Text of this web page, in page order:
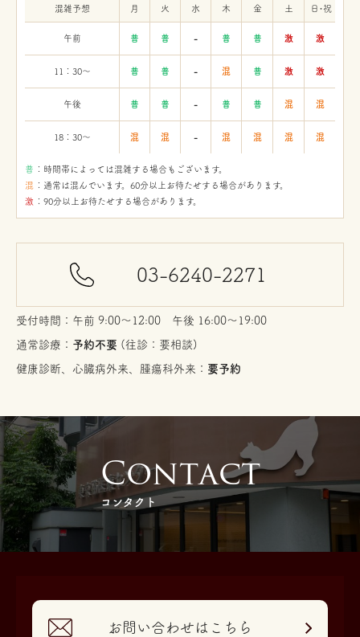
混雑予想 月 火 水 木 金 土 日・祝
午前 普 普 - 普 普 激 激
11：30〜 普 普 - 混 普 激 激
午後 普 普 - 普 普 混 混
18：30〜 混 混 - 混 混 混 混
：時間帯によっては混雑する場合もございます。
：通常は混んでいます。60分以上お待たせする場合があります。
：90分以上お待たせする場合があります。
03-6240-2271
受付時間：午前 9:00〜12:00 午後 16:00〜19:00
通常診療： 予約不要 (往診：要相談)
健康診断、心臓病外来、腫瘍科外来： 要予約
Contact
コンタクト
お問い合わせはこちら